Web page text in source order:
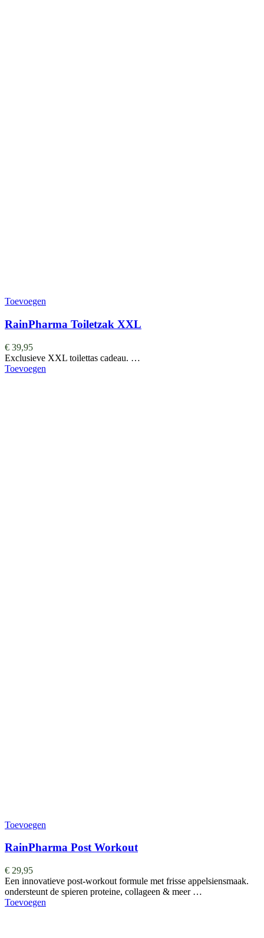
Toevoegen
RainPharma Toiletzak XXL
€ 39,95
Exclusieve XXL toilettas cadeau. …
Toevoegen
Toevoegen
RainPharma Post Workout
€ 29,95
Een innovatieve post-workout formule met frisse appelsiensmaak.
ondersteunt de spieren proteine, collageen & meer …
Toevoegen